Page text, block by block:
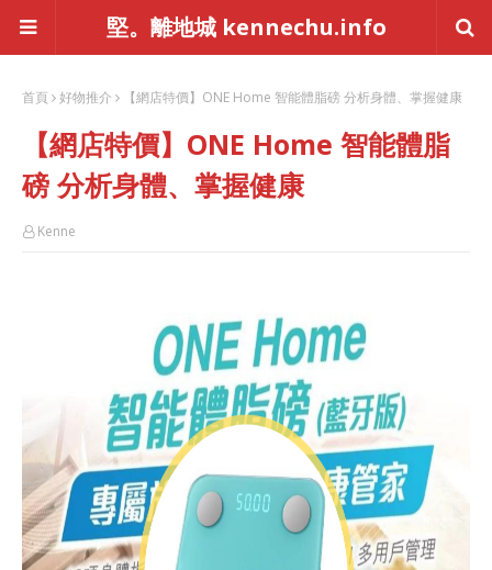
堅。離地城 kennechu.info
首頁 好物推介 【網店特價】ONE Home 智能體脂磅 分析身體、掌握健康
【網店特價】ONE Home 智能體脂
磅 分析身體、掌握健康
Kenne